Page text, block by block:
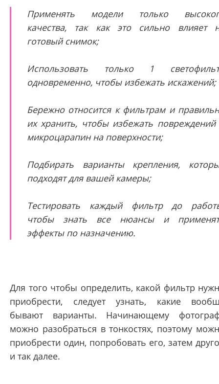
Применять модели только
качества, так как это сильно влияет
готовый снимок;
Использовать только 1
одновременно, чтобы избежать искажений;
Бережно относится к фильтрам и
их хранить, чтобы избежать повреждений
микроцарапин на поверхности;
Подбирать варианты крепления,
подходят для вашей камеры;
Тестировать каждый фильтр до
чтобы знать все нюансы и
эффекты по назначению.
Для того чтобы определить, какой фильтр
приобрести, следует узнать, какие
бывают варианты. Начинающему
можно разобраться в тонкостях, поэтому
приобрести один, попробовать его, затем
и так далее.